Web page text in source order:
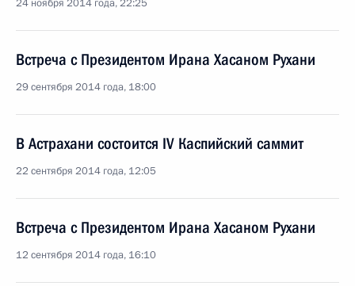
24 ноября 2014 года, 22:25
Встреча с Президентом Ирана Хасаном Рухани
29 сентября 2014 года, 18:00
В Астрахани состоится IV Каспийский саммит
22 сентября 2014 года, 12:05
Встреча с Президентом Ирана Хасаном Рухани
12 сентября 2014 года, 16:10